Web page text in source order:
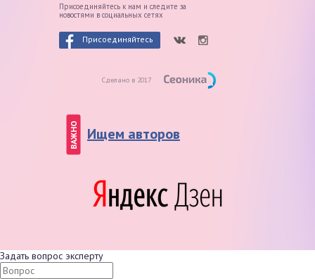
Присоединяйтесь к нам и следите за
новостями в социальных сетях
Присоединяйтесь
Сделано в 2017
ВАЖНО Ищем авторов
Задать вопрос эксперту